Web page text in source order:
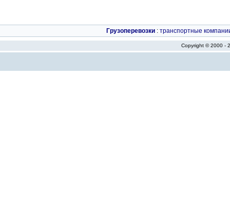
Грузоперевозки : транспортные
Copyright © 2000 -